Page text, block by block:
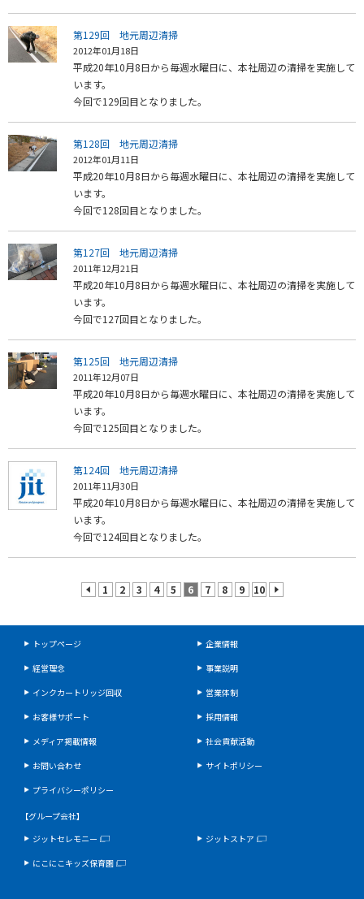
第129回 地元周辺清掃
2012年01月18日
平成20年10月8日から毎週水曜日に、本社周辺の清掃を実施して
います。
今回で129回目となりました。
第128回 地元周辺清掃
2012年01月11日
平成20年10月8日から毎週水曜日に、本社周辺の清掃を実施して
います。
今回で128回目となりました。
第127回 地元周辺清掃
2011年12月21日
平成20年10月8日から毎週水曜日に、本社周辺の清掃を実施して
います。
今回で127回目となりました。
第125回 地元周辺清掃
2011年12月07日
平成20年10月8日から毎週水曜日に、本社周辺の清掃を実施して
います。
今回で125回目となりました。
第124回 地元周辺清掃
2011年11月30日
平成20年10月8日から毎週水曜日に、本社周辺の清掃を実施して
います。
今回で124回目となりました。
1 2 3 4 5 6 7 8 9
10
トップページ
企業情報
経営理念
事業説明
インクカートリッジ回収
営業体制
お客様サポート
採用情報
メディア掲載情報
社会貢献活動
お問い合わせ
サイトポリシー
プライバシーポリシー
【グループ会社】
ジットセレモニー
ジットストア
にこにこキッズ保育園